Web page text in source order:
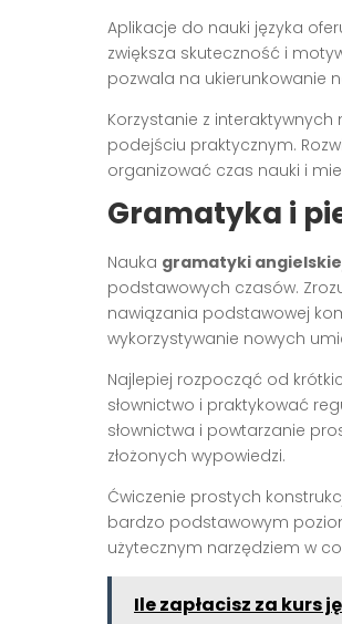
Aplikacje do nauki języka
zwiększa skuteczność i
pozwala na ukierunkowanie
Korzystanie z
podejściu praktycznym.
organizować czas nauki i
Gramatyka i
Nauka gramatyki
podstawowych czasów.
nawiązania podstawowej
wykorzystywanie nowych
Najlepiej rozpocząć od
słownictwo i praktykować
słownictwa i powtarzanie
złożonych wypowiedzi.
Ćwiczenie prostych
bardzo podstawowym
użytecznym narzędziem w
Ile zapłacisz za kurs